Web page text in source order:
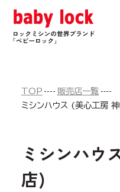
TOP
販売店一覧
ミシンハウス (美心工房
ミシンハウ
店)